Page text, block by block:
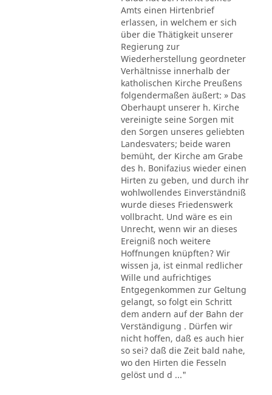
Amts einen Hirtenbrief
erlassen, in welchem er sich
über die Thätigkeit unserer
Regierung zur
Wiederherstellung geordneter
Verhältnisse innerhalb der
katholischen Kirche Preußens
folgendermaßen äußert: » Das
Oberhaupt unserer h. Kirche
vereinigte seine Sorgen mit
den Sorgen unseres geliebten
Landesvaters; beide waren
bemüht, der Kirche am Grabe
des h. Bonifazius wieder einen
Hirten zu geben, und durch ihr
wohlwollendes Einverständniß
wurde dieses Friedenswerk
vollbracht. Und wäre es ein
Unrecht, wenn wir an dieses
Ereigniß noch weitere
Hoffnungen knüpften? Wir
wissen ja, ist einmal redlicher
Wille und aufrichtiges
Entgegenkommen zur Geltung
gelangt, so folgt ein Schritt
dem andern auf der Bahn der
Verständigung . Dürfen wir
nicht hoffen, daß es auch hier
so sei? daß die Zeit bald nahe,
wo den Hirten die Fesseln
gelöst und d ..."